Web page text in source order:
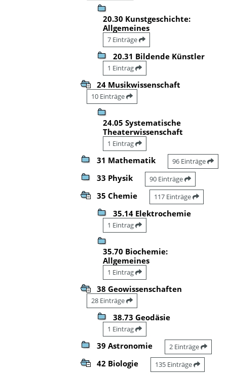
20.30 Kunstgeschichte:
Allgemeines
7 Einträge
20.31 Bildende Künstler
1 Eintrag
24 Musikwissenschaft
10 Einträge
24.05 Systematische
Theaterwissenschaft
1 Eintrag
31 Mathematik 96 Einträge
33 Physik 90 Einträge
35 Chemie 117 Einträge
35.14 Elektrochemie
1 Eintrag
35.70 Biochemie:
Allgemeines
1 Eintrag
38 Geowissenschaften
28 Einträge
38.73 Geodäsie
1 Eintrag
39 Astronomie 2 Einträge
42 Biologie 135 Einträge